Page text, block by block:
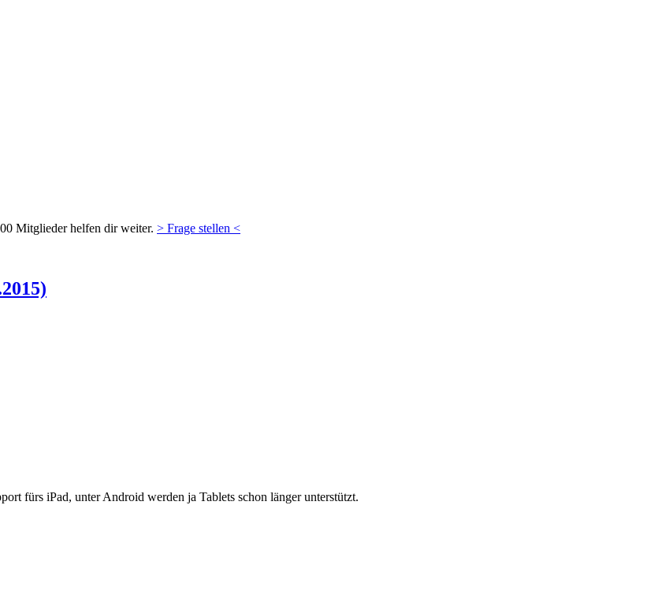
Mitglieder helfen dir weiter. > Frage stellen <
fürs iPad, unter Android werden ja Tablets schon länger unterstützt.